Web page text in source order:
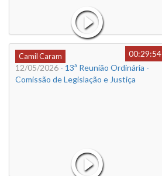
Camil Caram
00:29:54
12/05/2026 - 13ª Reunião Ordinária -
Comissão de Legislação e Justiça